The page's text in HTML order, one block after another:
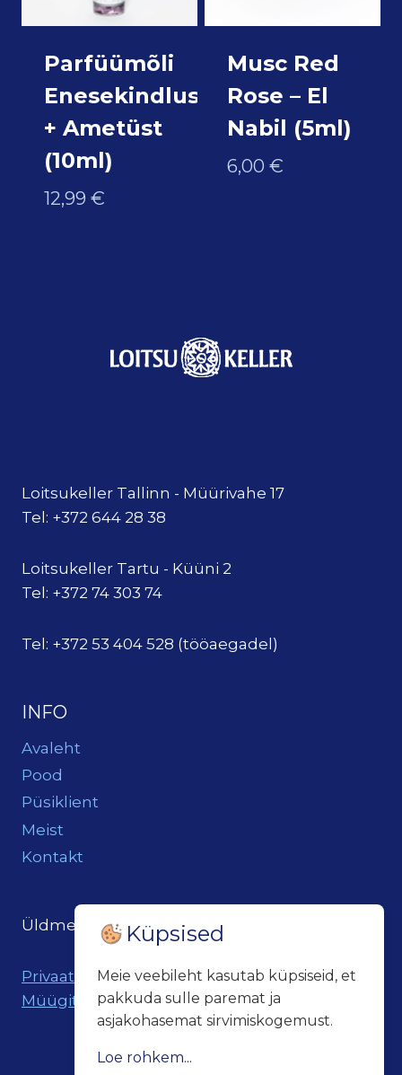
Parfüümõli
Enesekindlus
+ Ametüst
(10ml)
12,99 €
Musc Red
Rose – El
Nabil (5ml)
6,00 €
Loitsukeller Tallinn - Müürivahe 17
Tel: +372 644 28 38
Loitsukeller Tartu - Küüni 2
Tel: +372 74 303 74
Tel: +372 53 404 528 (tööaegadel)
INFO
Avaleht
Pood
Püsiklient
Meist
Kontakt
Üldmeil: loits@loitsukeller.ee
Privaatsuspoliitika
Müügitingimused
Küpsised
Meie veebileht kasutab küpsiseid, et
pakkuda sulle paremat ja
asjakohasemat sirvimiskogemust.
Loe rohkem...